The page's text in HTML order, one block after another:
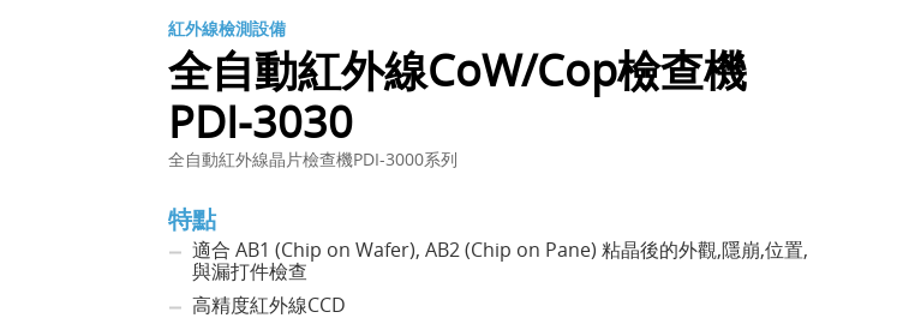
紅外線檢測設備
全自動紅外線CoW/Cop檢查機
PDI-3030
全自動紅外線晶片檢查機PDI-3000系列
特點
適合 AB1 (Chip on Wafer), AB2 (Chip on Pane) 粘晶後的外觀,隱崩,位置,
與漏打件檢查
高精度紅外線CCD